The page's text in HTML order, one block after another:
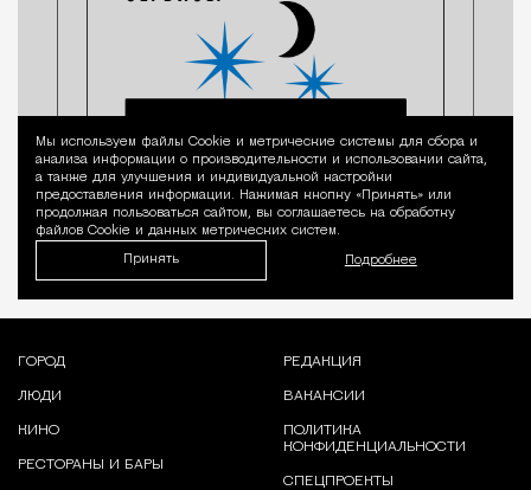
Уведомление
Мы используем файлы Сookie и метрические системы для сбора и
анализа информации о производительности и использовании сайта,
а также для улучшения и индивидуальной настройки
предоставления информации. Нажимая кнопку «Принять» или
продолжая пользоваться сайтом, вы соглашаетесь на обработку
файлов Cookie и данных метрических систем.
Принять Подробнее
ГОРОД
ЛЮДИ
КИНО
РЕСТОРАНЫ И БАРЫ
РЕДАКЦИЯ
ВАКАНСИИ
ПОЛИТИКА
КОНФИДЕНЦИАЛЬНОСТИ
СПЕЦПРОЕКТЫ